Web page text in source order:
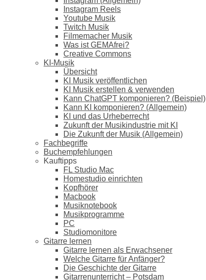
Instagram Reels
Youtube Musik
Twitch Musik
Filmemacher Musik
Was ist GEMAfrei?
Creative Commons
KI-Musik
Übersicht
KI Musik veröffentlichen
KI Musik erstellen & verwenden
Kann ChatGPT komponieren? (Beispiel)
Kann KI komponieren? (Allgemein)
KI und das Urheberrecht
Zukunft der Musikindustrie mit KI
Die Zukunft der Musik (Allgemein)
Fachbegriffe
Buchempfehlungen
Kauftipps
FL Studio Mac
Homestudio einrichten
Kopfhörer
Macbook
Musiknotebook
Musikprogramme
PC
Studiomonitore
Gitarre lernen
Gitarre lernen als Erwachsener
Welche Gitarre für Anfänger?
Die Geschichte der Gitarre
Gitarrenunterricht – Potsdam